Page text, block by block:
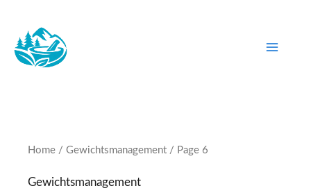
content
Home / Gewichtsmanagement / Page 6
Gewichtsmanagement